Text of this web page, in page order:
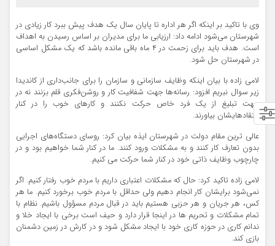
وی با تاکید بر اینکه اگر هر اداره تا پایان سال یک هدف پیش ببرد کار زیادی در
شهرستان می‌شود ادامه داد: ارزیابی ما برای مدیران بر اساس رسیدن به اهداف
است. هدف باید برای زحمت در ۴ ماه باقی مانده باشد که یک مشکل اساسی
در شهرستان حل شود.
لامی زاده با بیان اینکه وظایف سازمانی و سازمان را برای جانب‌داری از کاندیدا
زیر سوال نبریم افزود: رسانه‌ها جهت شفافیت کار و روشن‌فکری قلم بزنند نه در
جهت تبلیغ از یک فرد خاص حرکت نکنند و کارهای خوب را در کنار
انتقادهایشان بیاورند.
عالی ترین مقام دولت در شهرستان ایذه بیان کرد: روسای دستگاه‌های اجرایی
بدون تعارف کار کنند و به مشکلات ورود کنند. ما در کنار شما خواهیم بود و در
چارچوب وظایف ذاتی خود در کنار شما حرکت می کنیم.
لامی زاده تاکید کرد: حال که مشکلات اعتباری داریم با مردم خوب رفتار کنیم. اگر
نمی‌شود برایشان کار انجام دهیم ولی حداقل با مردم خوب برخورد کنیم. ما هر
کس، هر جریان و هر حزبی هستیم باید در قبال مردم مسؤول باشیم. نظام با
تمام مشکلات و تحریم ها در اینجا قرار دارد و حیف است برخی با ایجاد خلا و
ندانم کاری در حوزه کاری خود با ایجاد مشکل شود و در کارش در زمین دشمنان
بازی کند.